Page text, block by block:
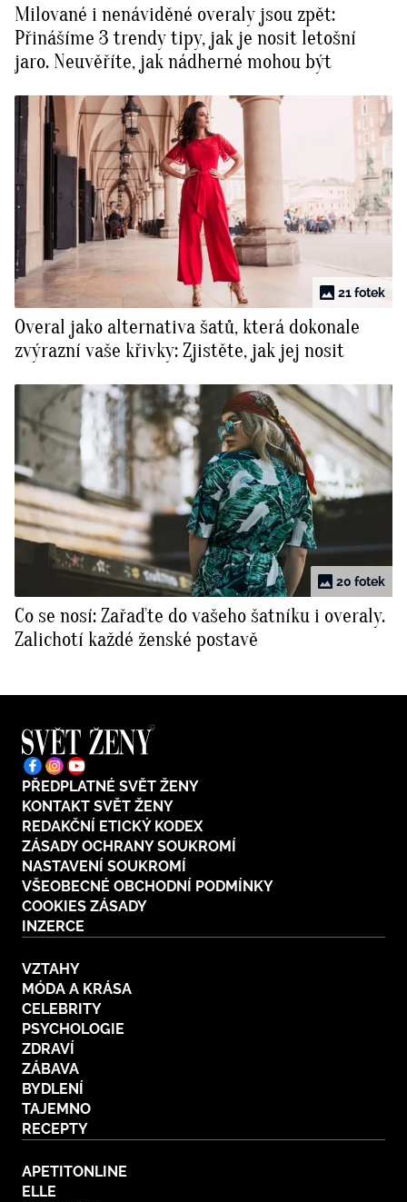
Tvoření
Rady a tipy
BurdaMedia
Extra
SVĚT ŽENY - 599 KČ
SADA PRODUKTŮ MANA (10 ks)
Milované i nenáviděné overaly jsou zpět:
Přinášíme 3 trendy tipy, jak je nosit letošní
jaro. Neuvěříte, jak nádherné mohou být
21 fotek
Overal jako alternativa šatů, která dokonale
zvýrazní vaše křivky: Zjistěte, jak jej nosit
20 fotek
Co se nosí: Zařaďte do vašeho šatníku i overaly.
Zalichotí každé ženské postavě
PŘEDPLATNÉ SVĚT ŽENY
KONTAKT SVĚT ŽENY
REDAKČNÍ ETICKÝ KODEX
ZÁSADY OCHRANY SOUKROMÍ
NASTAVENÍ SOUKROMÍ
VŠEOBECNÉ OBCHODNÍ PODMÍNKY
COOKIES ZÁSADY
INZERCE
VZTAHY
MÓDA A KRÁSA
CELEBRITY
PSYCHOLOGIE
ZDRAVÍ
ZÁBAVA
BYDLENÍ
TAJEMNO
RECEPTY
APETITONLINE
ELLE